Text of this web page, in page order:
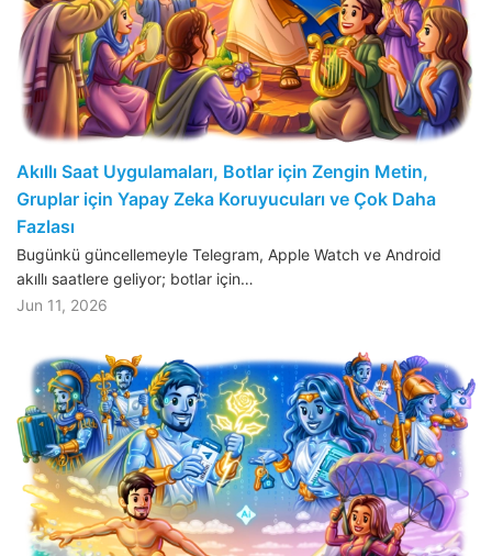
Akıllı Saat Uygulamaları, Botlar için Zengin Metin,
Gruplar için Yapay Zeka Koruyucuları ve Çok Daha
Fazlası
Bugünkü güncellemeyle Telegram, Apple Watch ve Android
akıllı saatlere geliyor; botlar için…
Jun 11, 2026